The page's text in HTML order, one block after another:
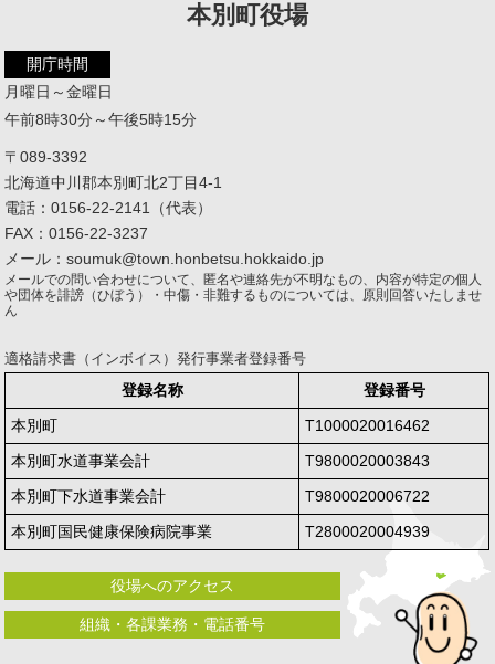
本別町役場
開庁時間
月曜日～金曜日
午前8時30分～午後5時15分
〒089-3392
北海道中川郡本別町北2丁目4-1
電話：0156-22-2141（代表）
FAX：0156-22-3237
メール：soumuk@town.honbetsu.hokkaido.jp
メールでの問い合わせについて、匿名や連絡先が不明なもの、内容が特定の個人
や団体を誹謗（ひぼう）・中傷・非難するものについては、原則回答いたしませ
ん
適格請求書（インボイス）発行事業者登録番号
登録名称
登録番号
本別町
T1000020016462
本別町水道事業会計
T9800020003843
本別町下水道事業会計
T9800020006722
本別町国民健康保険病院事業
T2800020004939
役場へのアクセス
組織・各課業務・電話番号